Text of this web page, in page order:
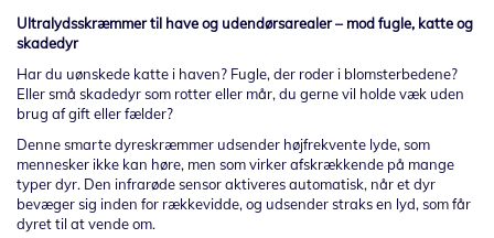
Ultralydsskræmmer til have og udendørsarealer – mod fugle, katte og
skadedyr
Har du uønskede katte i haven? Fugle, der roder i blomsterbedene?
Eller små skadedyr som rotter eller mår, du gerne vil holde væk uden
brug af gift eller fælder?
Denne smarte dyreskræmmer udsender højfrekvente lyde, som
mennesker ikke kan høre, men som virker afskrækkende på mange
typer dyr. Den infrarøde sensor aktiveres automatisk, når et dyr
bevæger sig inden for rækkevidde, og udsender straks en lyd, som får
dyret til at vende om.